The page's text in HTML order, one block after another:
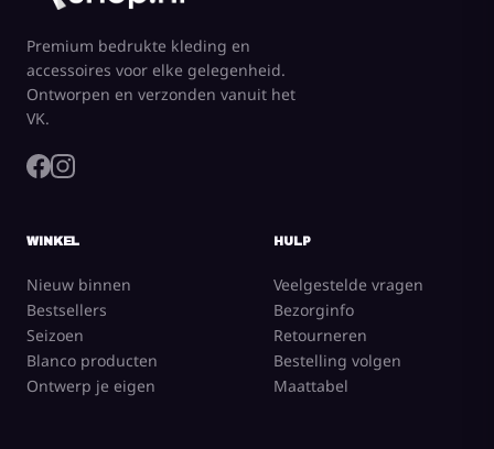
Premium bedrukte kleding en
accessoires voor elke gelegenheid.
Ontworpen en verzonden vanuit het
VK.
WINKEL
Nieuw binnen
Bestsellers
Seizoen
Blanco producten
Ontwerp je eigen
HULP
Veelgestelde vragen
Bezorginfo
Retourneren
Bestelling volgen
Maattabel